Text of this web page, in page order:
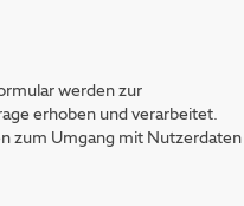
werden zur
erhoben und verarbeitet.
zum Umgang mit Nutzerdaten